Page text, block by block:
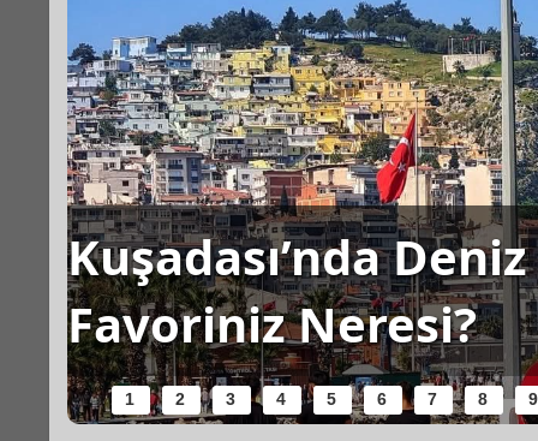
Kuşadası’nda
Favoriniz Neresi?
1 2 3 4 5 6 7 8 9